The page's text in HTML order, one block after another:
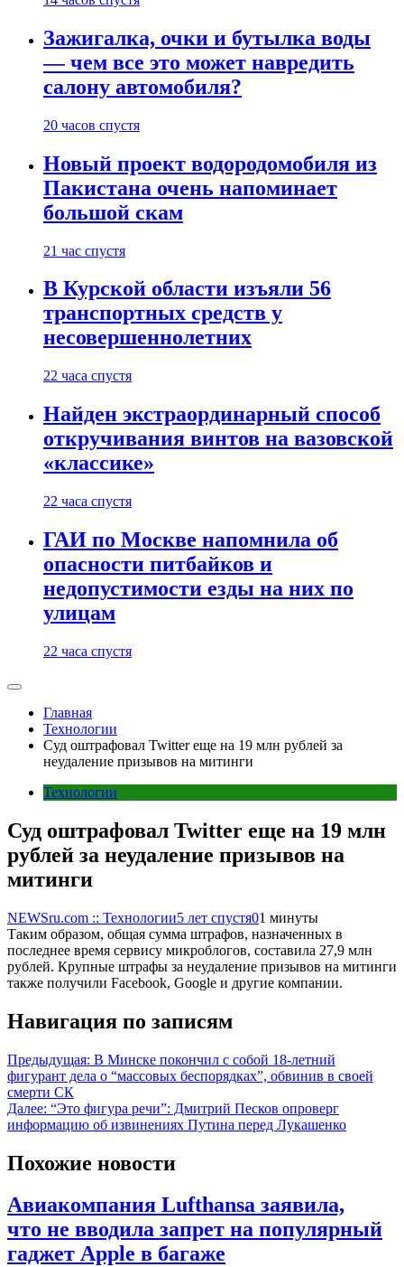
Зажигалка, очки и бутылка воды
— чем все это может навредить
салону автомобиля?
20 часов спустя
Новый проект водородомобиля из
Пакистана очень напоминает
большой скам
21 час спустя
В Курской области изъяли 56
транспортных средств у
несовершеннолетних
22 часа спустя
Найден экстраординарный способ
откручивания винтов на вазовской
«классике»
22 часа спустя
ГАИ по Москве напомнила об
опасности питбайков и
недопустимости езды на них по
улицам
22 часа спустя
Главная
Технологии
Суд оштрафовал Twitter еще на 19 млн рублей за
неудаление призывов на митинги
Технологии
Суд оштрафовал Twitter еще на 19 млн
рублей за неудаление призывов на
митинги
NEWSru.com :: Технологии5 лет спустя01 минуты
Таким образом, общая сумма штрафов, назначенных в
последнее время сервису микроблогов, составила 27,9 млн
рублей. Крупные штрафы за неудаление призывов на митинги
также получили Facebook, Google и другие компании.
Навигация по записям
Предыдущая: В Минске покончил с собой 18-летний
фигурант дела о “массовых беспорядках”, обвинив в своей
смерти СК
Далее: “Это фигура речи”: Дмитрий Песков опроверг
информацию об извинениях Путина перед Лукашенко
Похожие новости
Авиакомпания Lufthansa заявила,
что не вводила запрет на популярный
гаджет Apple в багаже